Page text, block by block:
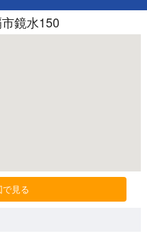
鏡水150
見る